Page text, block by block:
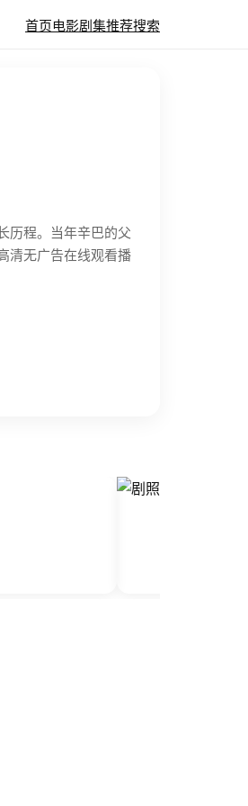
首页电影剧集推荐搜索
历程。当年辛巴的父
清无广告在线观看播